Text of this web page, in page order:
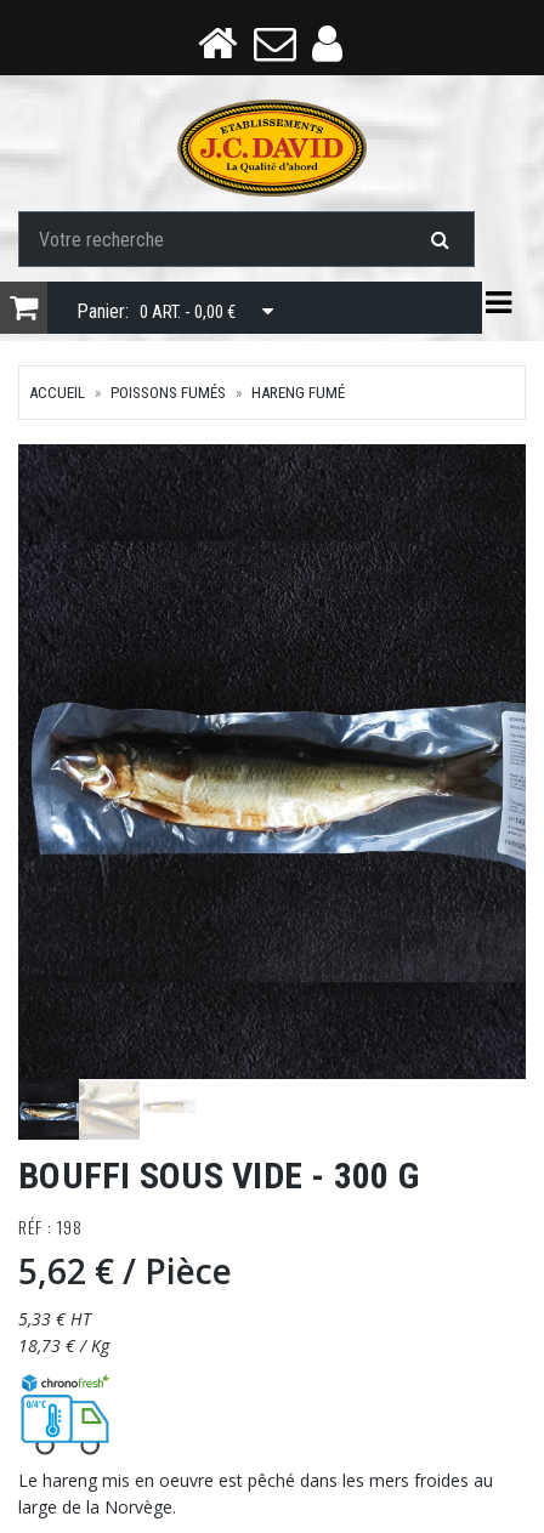
Panier: 0 ART. - 0,00 €
ACCUEIL POISSONS FUMÉS HARENG FUMÉ
BOUFFI SOUS VIDE - 300 G
RÉF : 198
5,62 €/ Pièce
5,33 € HT
18,73 € / Kg
Le hareng mis en oeuvre est pêché dans les mers froides au
large de la Norvège.